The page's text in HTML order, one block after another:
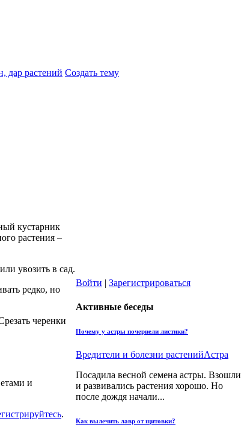
дар растений Создать тему
кустарник
растения –
увозить в сад.
редко, но
черенки
и
.
Войти | Зарегистрироваться
Активные беседы
Почему у астры почернели листики?
Вредители и болезни растенийАстра
Посадила весной семена астры. Взошли
и развивались растения хорошо. Но
после дождя начали...
Как вылечить лавр от щитовки?